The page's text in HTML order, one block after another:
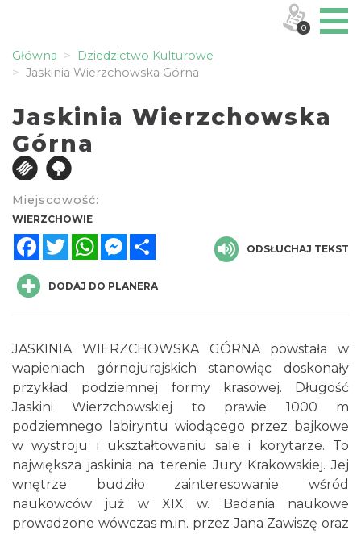
Główna
Dziedzictwo Kulturowe
Jaskinia Wierzchowska Górna
Jaskinia Wierzchowska
Górna
Miejscowość:
WIERZCHOWIE
FacebookTwitterWhatsAppMessenger
ODSŁUCHAJ TEKST
DODAJ DO PLANERA
JASKINIA WIERZCHOWSKA GÓRNA powstała w
wapieniach górnojurajskich stanowiąc doskonały
przykład podziemnej formy krasowej. Długość
Jaskini Wierzchowskiej to prawie 1000 m
podziemnego labiryntu wiodącego przez bajkowe
w wystroju i ukształtowaniu sale i korytarze. To
największa jaskinia na terenie Jury Krakowskiej. Jej
wnętrze budziło zainteresowanie wśród
naukowców już w XIX w. Badania naukowe
prowadzone wówczas m.in. przez Jana Zawiszę oraz
0